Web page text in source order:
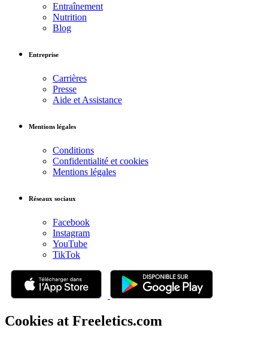
Entraînement
Nutrition
Blog
Entreprise
Carrières
Presse
Aide et Assistance
Mentions légales
Conditions
Confidentialité et cookies
Mentions légales
Réseaux sociaux
Facebook
Instagram
YouTube
TikTok
Cookies at Freeletics.com